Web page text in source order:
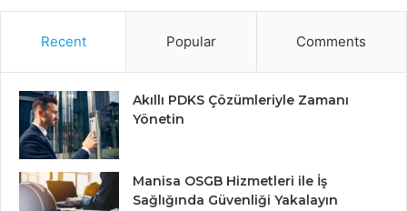
Recent Popular Comments
Akıllı PDKS Çözümleriyle Zamanı
Yönetin
Manisa OSGB Hizmetleri ile İş
Sağlığında Güvenliği Yakalayın